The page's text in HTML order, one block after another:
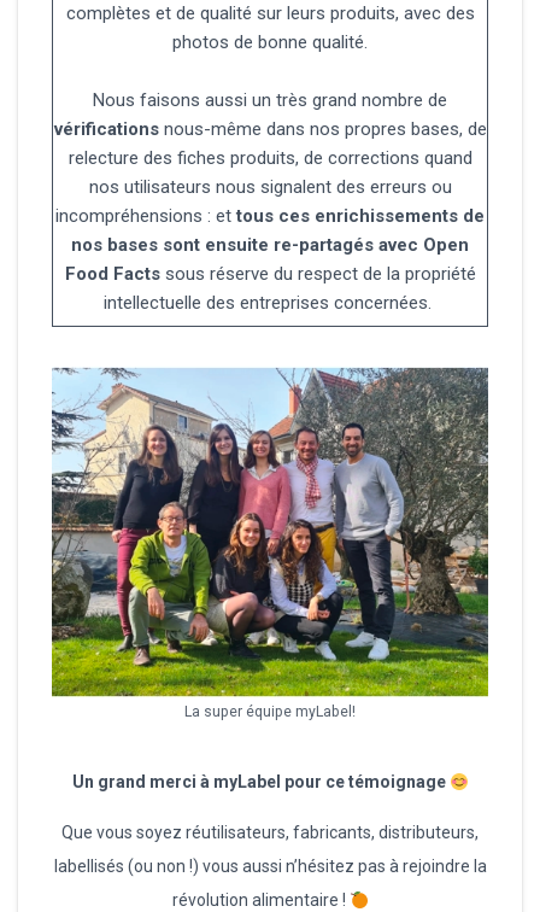
complètes et de qualité sur leurs produits, avec des
photos de bonne qualité.
Nous faisons aussi un très grand nombre de
vérificationsnous-même dans nos propres bases, de
relecture des fiches produits, de corrections quand
nos utilisateurs nous signalent des erreurs ou
incompréhensions : ettous ces enrichissements de
nos bases sont ensuite re-partagés avec Open
Food Factssous réserve du respect de la propriété
intellectuelle des entreprises concernées.
La super équipe myLabel!
Un grand merci à myLabel pour ce témoignage
Que vous soyez réutilisateurs, fabricants, distributeurs,
labellisés (ou non !) vous aussi n’hésitez pas à rejoindre la
révolution alimentaire !